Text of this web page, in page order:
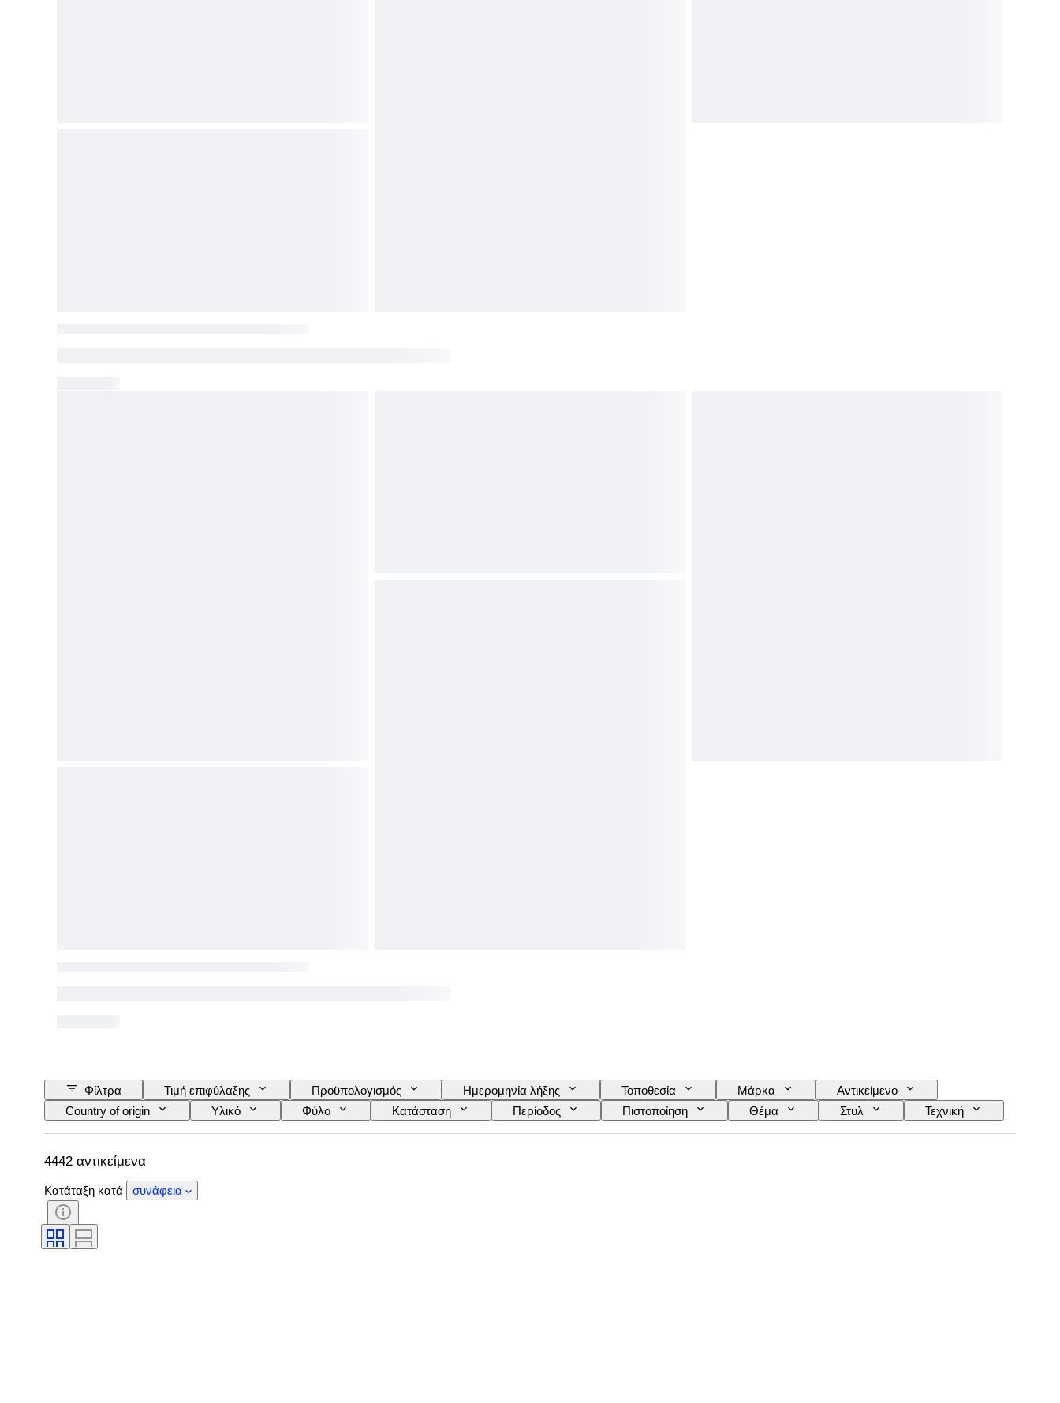
Φίλτρα Τιμή επιφύλαξης Προϋπολογισμός Ημερομηνία λήξης Τοποθεσία Μάρκα
Αντικείμενο
Country of origin
Υλικό Φύλο Κατάσταση Περίοδος Πιστοποίηση Θέμα Στυλ
Τεχνική
Υπογραφή
Δέσιμο Έκδοση Γλώσσα Χρώμα Πωλείται από Καλλιτέχνης
Απόδοση
4442 αντικείμενα
Κατάταξη κατά συνάφεια